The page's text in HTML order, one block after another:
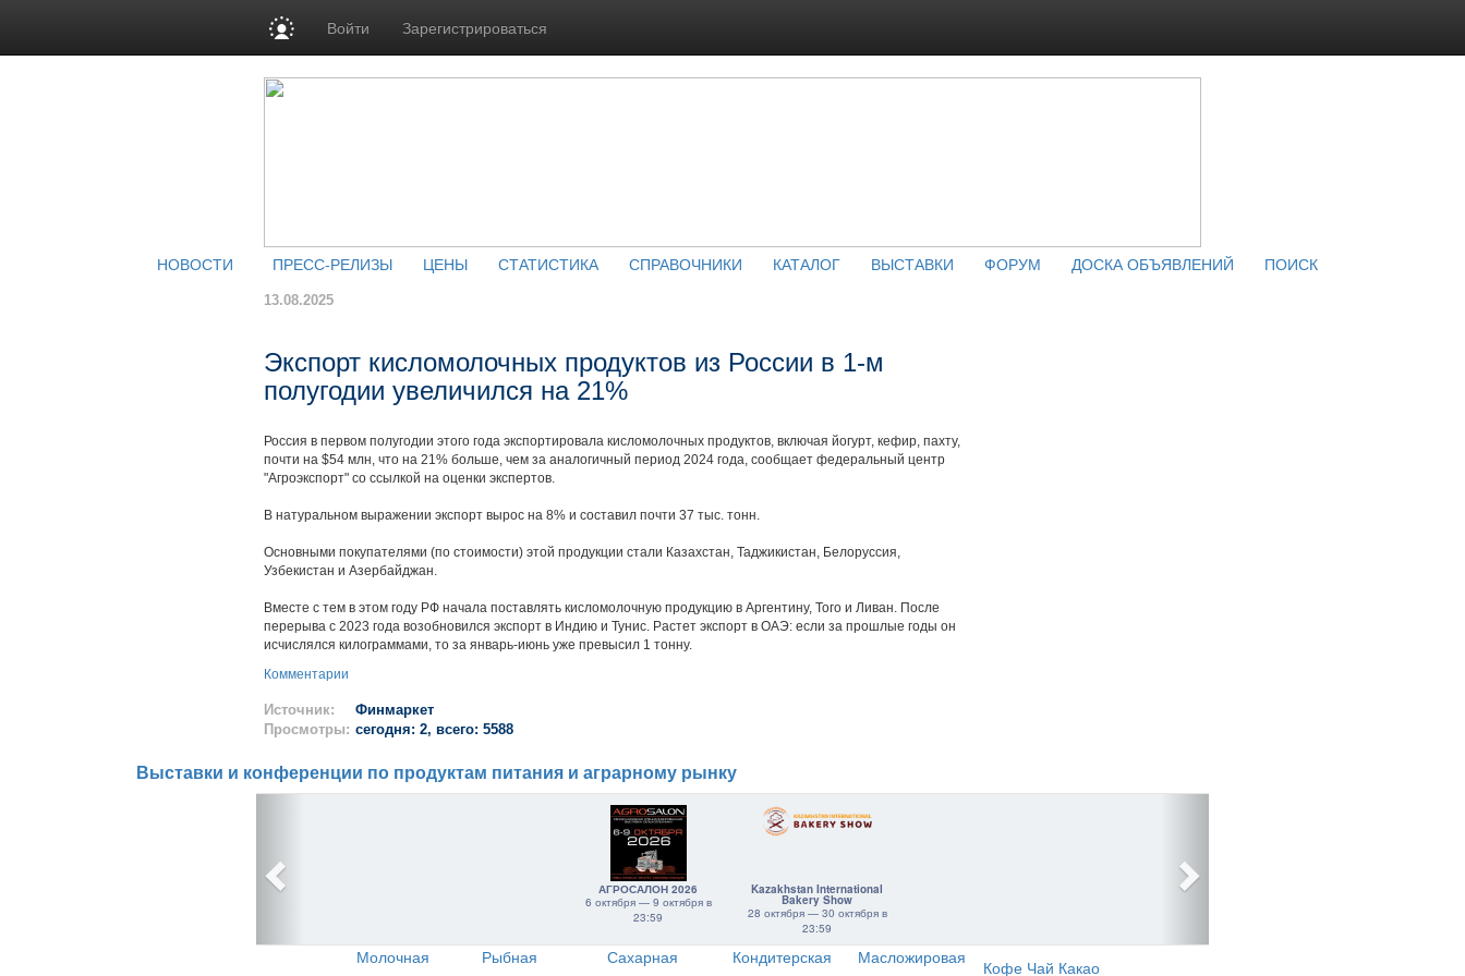
Войти Зарегистрироваться
НОВОСТИ ПРЕСС-РЕЛИЗЫ ЦЕНЫ СТАТИСТИКА СПРАВОЧНИКИ КАТАЛОГ ВЫСТАВКИ ФОРУМ ДОСКА ОБЪЯВЛЕНИЙ ПОИСК
13.08.2025
Экспорт кисломолочных продуктов из России в 1-м
полугодии увеличился на 21%
Россия в первом полугодии этого года экспортировала кисломолочных продуктов, включая йогурт, кефир, пахту,
почти на $54 млн, что на 21% больше, чем за аналогичный период 2024 года, сообщает федеральный центр
"Агроэкспорт" со ссылкой на оценки экспертов.
В натуральном выражении экспорт вырос на 8% и составил почти 37 тыс. тонн.
Основными покупателями (по стоимости) этой продукции стали Казахстан, Таджикистан, Белоруссия,
Узбекистан и Азербайджан.
Вместе с тем в этом году РФ начала поставлять кисломолочную продукцию в Аргентину, Того и Ливан. После
перерыва с 2023 года возобновился экспорт в Индию и Тунис. Растет экспорт в ОАЭ: если за прошлые годы он
исчислялся килограммами, то за январь-июнь уже превысил 1 тонну.
Комментарии
Источник:
Финмаркет
Просмотры: сегодня: 2, всего: 5588
Выставки и конференции по продуктам питания и аграрному рынку
АГРОСАЛОН 2026
6 октября — 9 октября в
23:59
Kazakhstan International
Bakery Show
28 октября — 30 октября в
23:59
Молочная
Рыбная
Сахарная
Кондитерская
Масложировая
Кофе Чай Какао